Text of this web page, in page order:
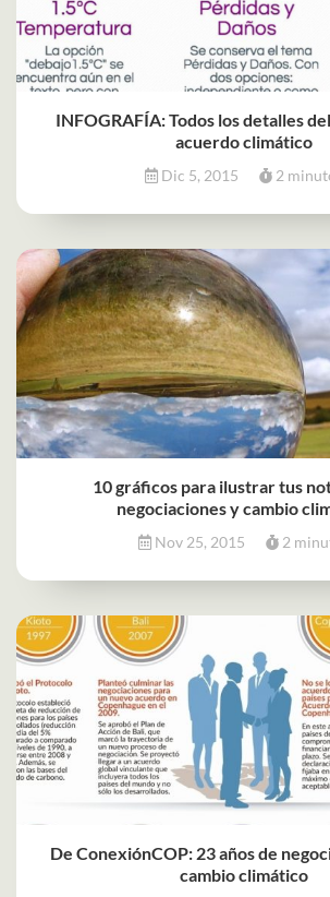
INFOGRAFÍA: Todos los detalles
acuerdo climático
Dic 5, 2015 2
10 gráficos para ilustrar tus
negociaciones y cambio
Nov 25, 2015 2
De ConexiónCOP: 23 años de
cambio climático